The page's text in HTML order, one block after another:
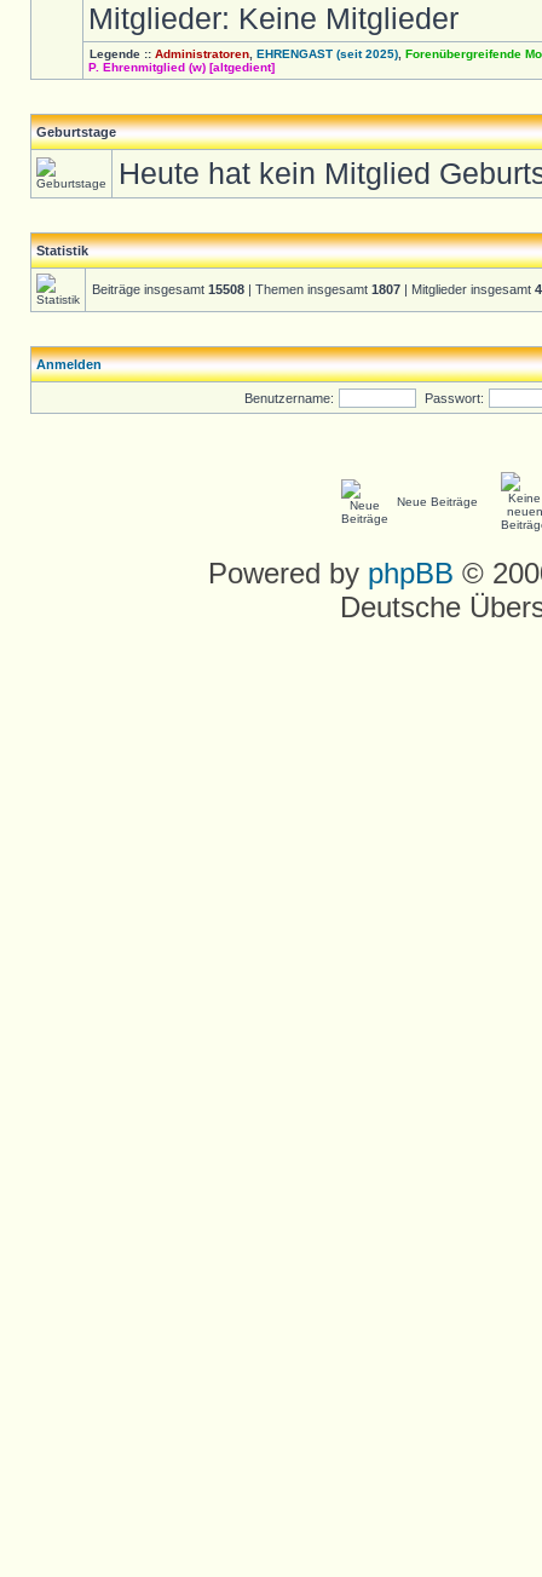
Mitglieder: Keine Mitglieder
Legende :: Administratoren EHRENGAST (seit 2025) Forenübergreifende
P. Ehrenmitglied (w) [altgedient]
Geburtstage
Heute hat kein Mitglied
Statistik
Beiträge insgesamt 15508 | Themen insgesamt 1807 | Mitglieder insgesamt
Anmelden
Benutzername: Passwort:
Neue Beiträge
Powered by phpBB ©
Deutsche